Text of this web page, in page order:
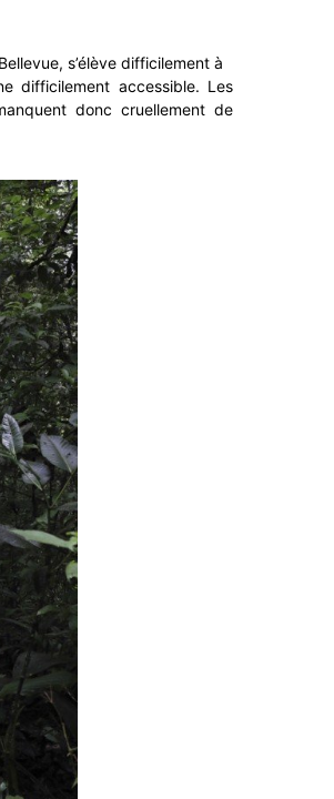
s’élève difficilement à
difficilement accessible. Les
donc cruellement de